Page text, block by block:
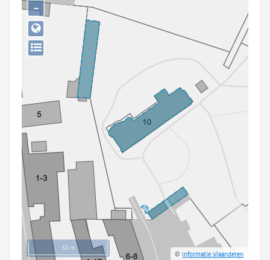
Hergebruik
Aanmelden
50 m
©Informatie Vlaanderen
−